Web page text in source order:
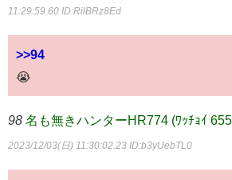
11:29:59.60 ID:RilBRz8Ed
>>94
😭
98 名も無きハンターHR774 (ﾜｯﾁｮｲ
2023/12/03(日) 11:30:02.23 ID:b3yUebTL0